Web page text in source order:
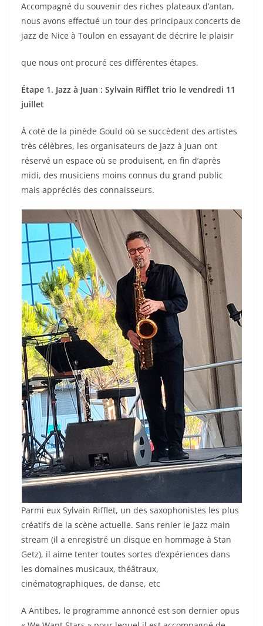
Accompagné du souvenir des riches plateaux d’antan,
nous avons effectué un tour des principaux concerts de
jazz de Nice à Toulon en essayant de décrire le plaisir
que nous ont procuré ces différentes étapes.
Étape 1. Jazz à Juan : Sylvain Rifflet trio le vendredi 11
juillet
À coté de la pinède Gould où se succèdent des artistes
très célèbres, les organisateurs de Jazz à Juan ont
réservé un espace où se produisent, en fin d’après
midi, des musiciens moins connus du grand public
mais appréciés des connaisseurs.
Parmi eux Sylvain Rifflet, un des saxophonistes les plus
créatifs de la scène actuelle. Sans renier le Jazz main
stream (il a enregistré un disque en hommage à Stan
Getz), il aime tenter toutes sortes d’expériences dans
les domaines musicaux, théâtraux,
cinématographiques, de danse, etc
A Antibes, le programme annoncé est son dernier opus